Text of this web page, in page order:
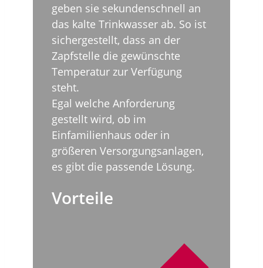
geben sie sekundenschnell an
das kalte Trinkwasser ab. So ist
sichergestellt, dass an der
Zapfstelle die gewünschte
Temperatur zur Verfügung
steht.
Egal welche Anforderung
gestellt wird, ob im
Einfamilienhaus oder in
größeren Versorgungsanlagen,
es gibt die passende Lösung.
Vorteile